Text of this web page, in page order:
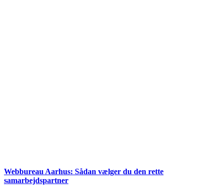
Webbureau Aarhus: Sådan vælger du den rette
samarbejdspartner